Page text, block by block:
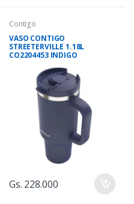
Contigo
VASO CONTIGO
STREETERVILLE 1.18L
CO2204453 INDIGO
Gs. 228.000